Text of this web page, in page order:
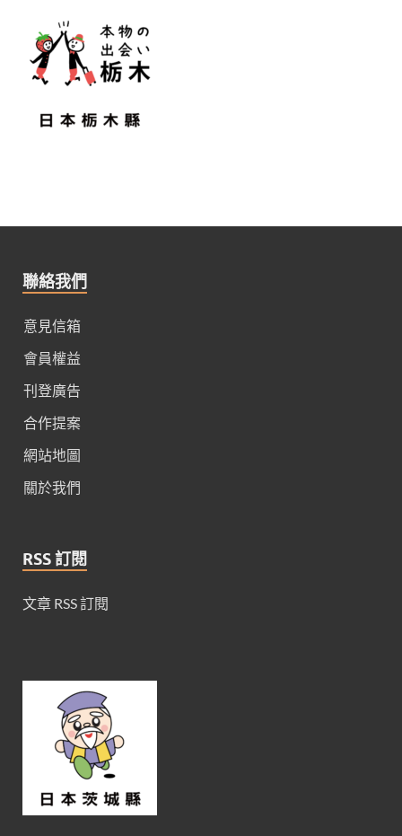
聯絡我們
意見信箱
會員權益
刊登廣告
合作提案
網站地圖
關於我們
RSS 訂閱
文章 RSS 訂閱